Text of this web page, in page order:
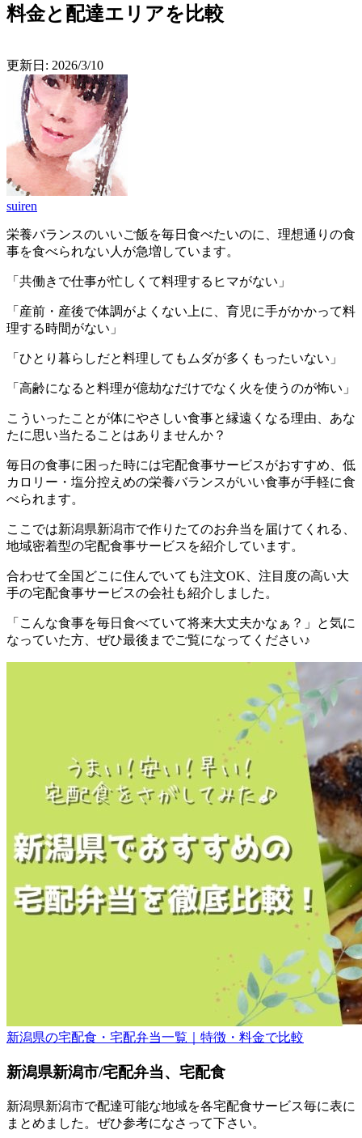
料金と配達エリアを比較
更新日: 2026/3/10
suiren
栄養バランスのいいご飯を毎日食べたいのに、理想通りの食
事を食べられない人が急増しています。
「共働きで仕事が忙しくて料理するヒマがない」
「産前・産後で体調がよくない上に、育児に手がかかって料
理する時間がない」
「ひとり暮らしだと料理してもムダが多くもったいない」
「高齢になると料理が億劫なだけでなく火を使うのが怖い」
こういったことが体にやさしい食事と縁遠くなる理由、あな
たに思い当たることはありませんか？
毎日の食事に困った時には宅配食事サービスがおすすめ、低
カロリー・塩分控えめの栄養バランスがいい食事が手軽に食
べられます。
ここでは新潟県新潟市で作りたてのお弁当を届けてくれる、
地域密着型の宅配食事サービスを紹介しています。
合わせて全国どこに住んでいても注文OK、注目度の高い大
手の宅配食事サービスの会社も紹介 しました。
「こんな食事を毎日食べていて将来大丈夫かなぁ？」と気に
なっていた方、ぜひ最後までご覧になってください♪
新潟県の宅配食・宅配弁当一覧｜特徴・料金で比較
新潟県新潟市/宅配弁当、宅配食
新潟県新潟市で配達可能な地域を各宅配食サービス毎に表に
まとめました。ぜひ参考になさって下さい。